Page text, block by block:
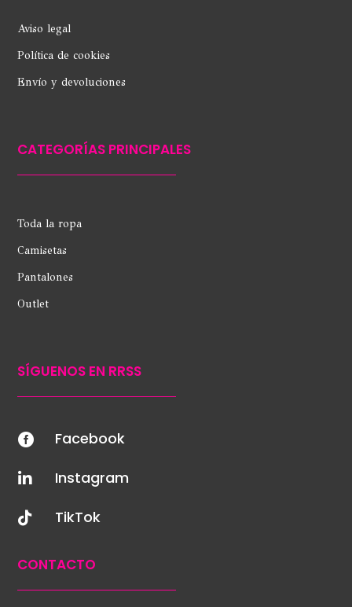
Aviso legal
Política de cookies
Envío y devoluciones
CATEGORÍAS PRINCIPALES
Toda la ropa
Camisetas
Pantalones
Outlet
SÍGUENOS EN RRSS
 Facebook
 Instagram
 TikTok
CONTACTO